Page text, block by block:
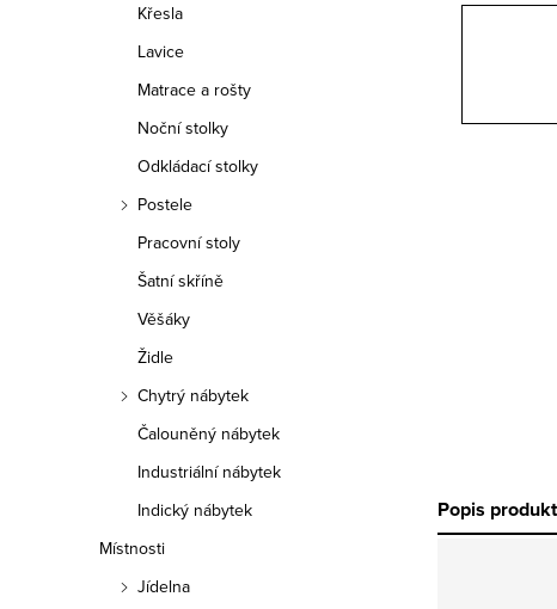
Křesla
Lavice
Matrace a rošty
Noční stolky
Odkládací stolky
Postele
Pracovní stoly
Šatní skříně
Věšáky
Židle
Chytrý nábytek
Čalouněný nábytek
Industriální nábytek
Indický nábytek
Místnosti
Jídelna
Popis